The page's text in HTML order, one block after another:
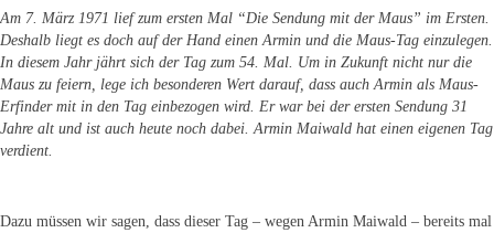
Am 7. März 1971 lief zum ersten Mal “Die Sendung mit der Maus” im Ersten.
Deshalb liegt es doch auf der Hand einen Armin und die Maus-Tag einzulegen.
In diesem Jahr jährt sich der Tag zum 54. Mal. Um in Zukunft nicht nur die
Maus zu feiern, lege ich besonderen Wert darauf, dass auch Armin als Maus-
Erfinder mit in den Tag einbezogen wird. Er war bei der ersten Sendung 31
Jahre alt und ist auch heute noch dabei. Armin Maiwald hat einen eigenen Tag
verdient.
Dazu müssen wir sagen, dass dieser Tag – wegen Armin Maiwald – bereits mal